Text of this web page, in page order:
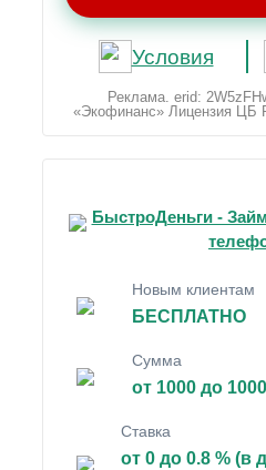
Условия
Реклама. erid:
«Экофинанс» Лицензия ЦБ
БыстроДеньги -
Новым клиентам
БЕСПЛАТНО
Сумма
от 1000 до
Ставка
от 0 до 0.8 % (в